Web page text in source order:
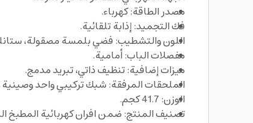
مصدر الطاقة: كهرباء.
فك التجميد: إذابة تلقائية.
اللون والتشطيب: فضي بلمسة مصقولة،
مفصلات الباب: أمامية.
ميزات إضافية: تنظيف ذاتي، تبريد مدمج.
الملحقات المرفقة: شبك تركيبي واحد وصينية
الوزن: 41.7 كجم.
تصنيف المنتج: ضمن افران كهربائية المطبخ